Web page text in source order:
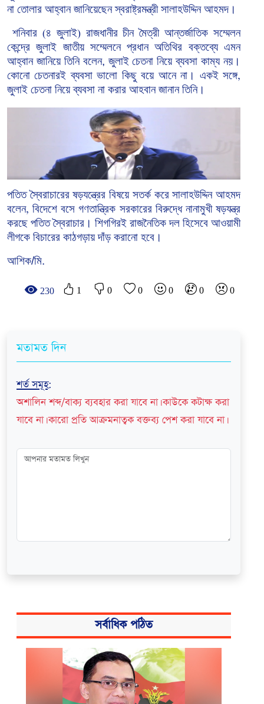
না তোলার আহ্বান জানিয়েছেন স্বরাষ্ট্রমন্ত্রী সালাহউদ্দিন আহমদ।
শনিবার(৪ জুলাই) রাজধানীর চীন মৈত্রী আন্তর্জাতিক সম্মেলন
কেন্দ্রে জুলাই জাতীয় সম্মেলনে প্রধান অতিথির বক্তব্যে এমন
আহ্বান জানিয়ে তিনি বলেন, জুলাই চেতনা নিয়ে ব্যবসা কাম্য নয়।
কোনো চেতনারই ব্যবসা ভালো কিছু বয়ে আনে না। একই সঙ্গে,
জুলাই চেতনা নিয়ে ব্যবসা না করার আহবান জানান তিনি।
পতিত স্বৈরাচারের ষড়যন্ত্রের বিষয়ে সতর্ক করে সালাহউদ্দিন আহমদ
বলেন,বিদেশে বসে গণতান্ত্রিক সরকারের বিরুদ্ধে নানামুখী ষড়যন্ত্র
করছে পতিত স্বৈরাচার। শিগগিরই রাজনৈতিক দল হিসেবে আওয়ামী
লীগকে বিচারের কাঠগড়ায় দাঁড় করানো হবে।
আশিক/মি.
230 1 0 0 0 0 0
মতামত দিন
শর্ত সমূহ:
অশালিন শব্দ/বাক্য ব্যবহার করা যাবে না। কাউকে কটাক্ষ করা
যাবে না। কারো প্রতি আক্রমনাত্বক বক্তব্য পেশ করা যাবে না।
সর্বাধিক পঠিত